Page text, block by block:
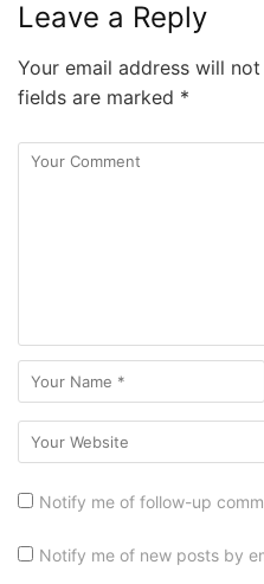
Leave a Reply
Your email address will
fields are marked *
Notify me of follow-up
Notify me of new posts by